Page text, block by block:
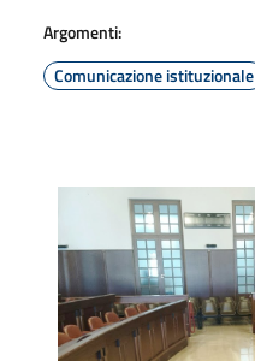
Argomenti:
Comunicazione istituzionale